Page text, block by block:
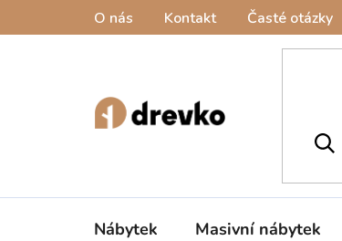
O nás Kontakt Časté otázky
Nábytek Masivní nábytek